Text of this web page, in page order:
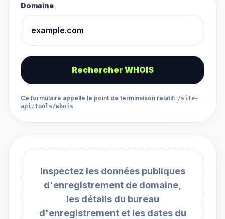
Domaine
Rechercher WHOIS
Ce formulaire appelle le point de terminaison relatif: /site-
api/tools/whois
Inspectez les données publiques
d'enregistrement de domaine,
les détails du bureau
d'enregistrement et les dates du